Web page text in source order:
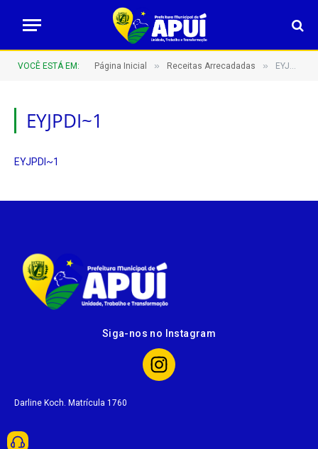
VOCÊ ESTÁ EM: Página Inicial » Receitas Arrecadadas » EYJPDI~1
EYJPDI~1
EYJPDI~1
Siga-nos no Instagram
Darline Koch. Matrícula 1760